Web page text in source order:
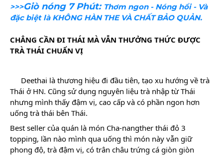
>>>Giò nóng 7 Phút: Thơm ngon - Nóng hổi - Và
đặc biệt là KHÔNG HÀN THE VÀ CHẤT BẢO QUẢN.
CHẲNG CẦN ĐI THÁI MÀ VẪN THƯỞNG THỨC ĐƯỢC
TRÀ THÁI CHUẨN VỊ
Deethai là thương hiệu đi đầu tiên, tạo xu hướng về trà
Thái ở HN. Cũng sử dụng nguyên liệu trà nhập từ Thái
nhưng mình thấy đậm vị, cao cấp và có phần ngon hơn
uống trà thái bên Thái.
Best seller của quán là món Cha-nangther thái đỏ 3
topping, lần nào mình qua uống thì món này vẫn giữ
phong độ, trà đậm vị, có trân châu trứng cá giòn giòn